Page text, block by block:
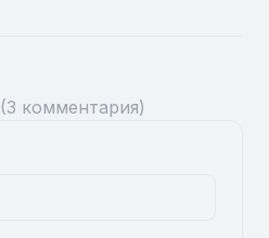
(3 комментария)